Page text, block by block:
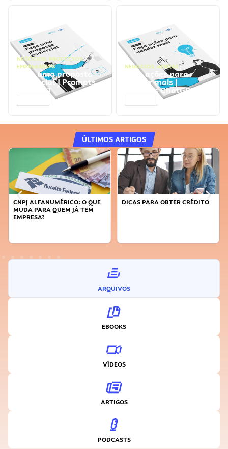
NEGÓCIOS, PROCESSOS
EMPRESARIAIS
Faça uma proposta
comercial | Prompts
ChatGPT
NEGÓCIOS, VENDAS
Faça ações para
vender mais |
Prompts ChatGPT
ÚLTIMOS ARTIGOS
CNPJ ALFANUMÉRICO: O QUE
MUDA PARA QUEM JÁ TEM
EMPRESA?
DICAS PARA OBTER CRÉDITO
ARQUIVOS
EBOOKS
VÍDEOS
ARTIGOS
PODCASTS